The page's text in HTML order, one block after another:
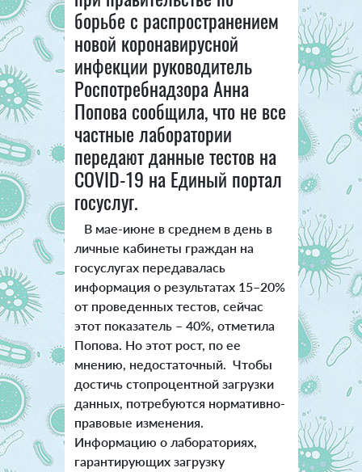
борьбе с распространением
новой коронавирусной
инфекции руководитель
Роспотребнадзора Анна
Попова сообщила, что не все
частные лаборатории
передают данные тестов на
COVID-19 на Единый портал
госуслуг.
В мае-июне в среднем в день в
личные кабинеты граждан на
госуслугах передавалась
информация о результатах 15–20%
от проведенных тестов, сейчас
этот показатель – 40%, отметила
Попова. Но этот рост, по ее
мнению, недостаточный. Чтобы
достичь стопроцентной загрузки
данных, потребуются нормативно-
правовые изменения.
Информацию о лабораториях,
гарантирующих загрузку